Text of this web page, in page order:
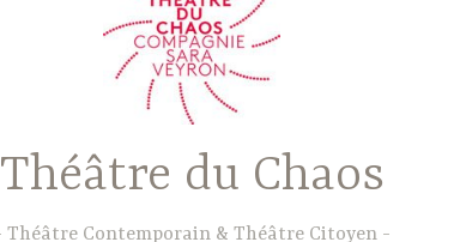
Théâtre du Chaos
Théâtre Contemporain & Théâtre Citoyen